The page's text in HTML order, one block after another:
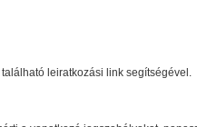
leiratkozási link segítségével.